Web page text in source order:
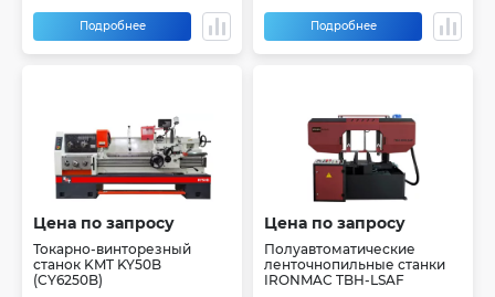
Подробнее Подробнее
Цена по запросу
Токарно-винторезный
станок KMT KY50B
(CY6250B)
Цена по запросу
Полуавтоматические
ленточнопильные станки
IRONMAC TBH-LSAF